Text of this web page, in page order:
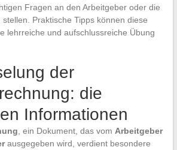
Fragen an den Arbeitgeber oder die
Praktische Tipps können diese
lehrreiche und aufschlussreiche Übung
der
die
Informationen
, ein Dokument, das vom Arbeitgeber
ausgegeben wird, verdient besondere